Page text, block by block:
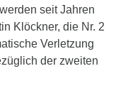
seit Jahren
Klöckner, die Nr. 2
Verletzung
der zweiten